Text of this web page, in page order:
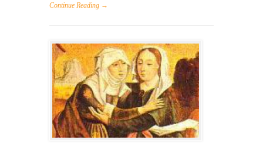
Continue Reading →